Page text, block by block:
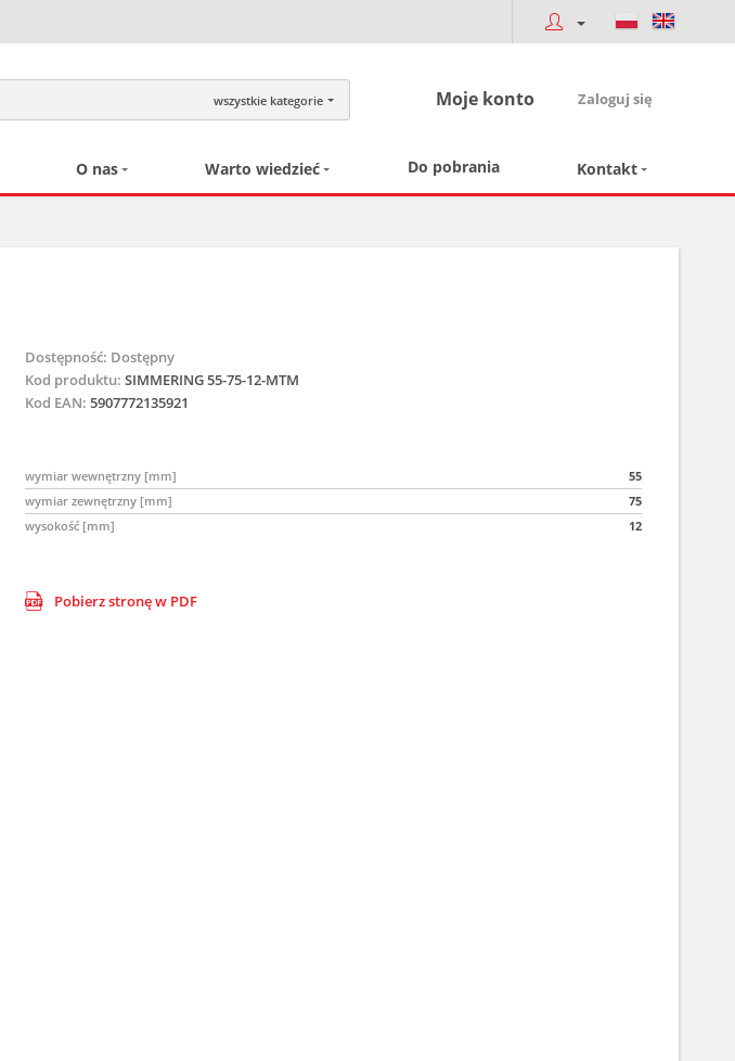
wszystkie kategorie Moje konto Zaloguj się
O nas Warto wiedzieć Do pobrania Kontakt
Dostępność: Dostępny
Kod produktu: SIMMERING 55-75-12-MTM
Kod EAN: 5907772135921
wymiar wewnętrzny [mm]
55
wymiar zewnętrzny [mm]
75
wysokość [mm]
12
Pobierz stronę w PDF